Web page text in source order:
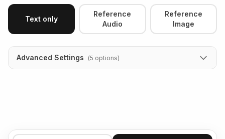
Text only
Reference
Audio
Reference
Image
Advanced Settings (5 options)